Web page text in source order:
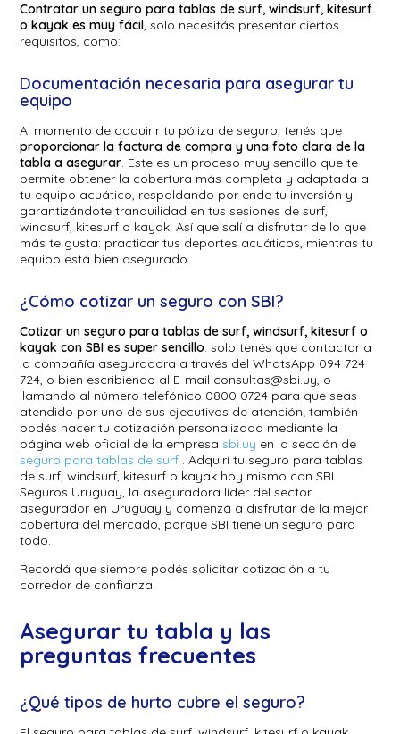
Contratar un seguro para tablas de surf, windsurf, kitesurf
o kayak es muy fácil, solo necesitás presentar ciertos
requisitos, como:
Documentación necesaria para asegurar tu
equipo
Al momento de adquirir tu póliza de seguro, tenés que
proporcionar la factura de compra y una foto clara de la
tabla a asegurar. Este es un proceso muy sencillo que te
permite obtener la cobertura más completa y adaptada a
tu equipo acuático, respaldando por ende tu inversión y
garantizándote tranquilidad en tus sesiones de surf,
windsurf, kitesurf o kayak. Así que salí a disfrutar de lo que
más te gusta: practicar tus deportes acuáticos, mientras tu
equipo está bien asegurado.
¿Cómo cotizar un seguro con SBI?
Cotizar un seguro para tablas de surf, windsurf, kitesurf o
kayak con SBI es super sencillo: solo tenés que contactar a
la compañía aseguradora a través del WhatsApp 094 724
724, o bien escribiendo al E-mail consultas@sbi.uy, o
llamando al número telefónico 0800 0724 para que seas
atendido por uno de sus ejecutivos de atención; también
podés hacer tu cotización personalizada mediante la
página web oficial de la empresasbi.uy en la sección de
seguro para tablas de surf . Adquirí tu seguro para tablas
de surf, windsurf, kitesurf o kayak hoy mismo con SBI
Seguros Uruguay, la aseguradora líder del sector
asegurador en Uruguay y comenzá a disfrutar de la mejor
cobertura del mercado, porque SBI tiene un seguro para
todo.
Recordá que siempre podés solicitar cotización a tu
corredor de confianza.
Asegurar tu tabla y las
preguntas frecuentes
¿Qué tipos de hurto cubre el seguro?